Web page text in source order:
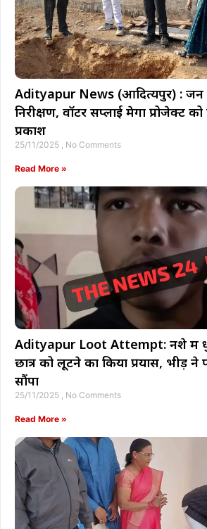
Adityapur News (आदित्यपुर) : जन
निरीक्षण, वॉटर सप्लाई मेगा प्रोजेक्ट
प्रकाश
25/11/2025 No Comments
Read More »
Adityapur Loot Attempt: नशे में
छात्र को लूटने का किया प्रयास, भीड़
सौंपा
25/11/2025 No Comments
Read More »